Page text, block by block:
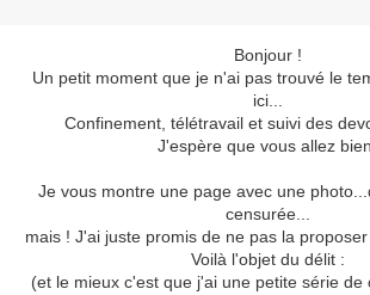
Bonjour !
Un petit moment que je n'ai pas trouvé le
ici...
Confinement, télétravail et suivi des
J'espère que vous allez bien.
Je vous montre une page avec une
censurée...
mais ! J'ai juste promis de ne pas la
Voilà l'objet du délit :
(et le mieux c'est que j'ai une petite série de